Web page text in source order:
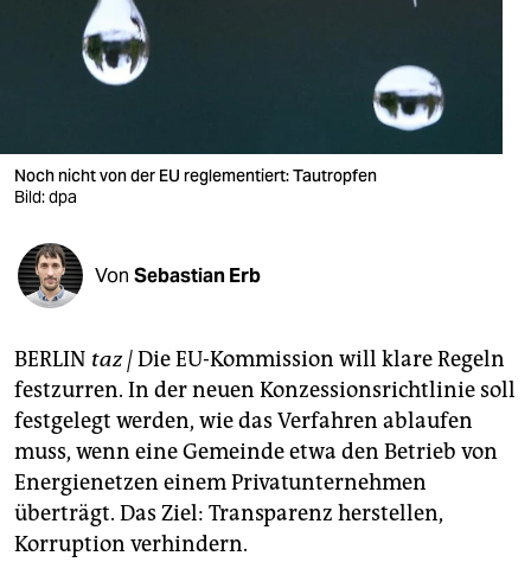
verlag
verlag
veranstaltungen
shop
unterstützen
abo
genossenschaft
epaper login
Noch nicht von der EU reglementiert: Tautropfen
Bild: dpa
Von Sebastian Erb
BERLIN taz |Die EU-Kommission will klare Regeln
festzurren. In der neuen Konzessionsrichtlinie soll
festgelegt werden, wie das Verfahren ablaufen
muss, wenn eine Gemeinde etwa den Betrieb von
Energienetzen einem Privatunternehmen
überträgt. Das Ziel: Transparenz herstellen,
Korruption verhindern.